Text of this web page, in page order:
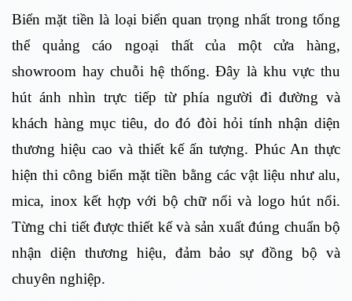
Biển mặt tiền là loại biển quan trọng nhất trong tổng
thể quảng cáo ngoại thất của một cửa hàng,
showroom hay chuỗi hệ thống. Đây là khu vực thu
hút ánh nhìn trực tiếp từ phía người đi đường và
khách hàng mục tiêu, do đó đòi hỏi tính nhận diện
thương hiệu cao và thiết kế ấn tượng. Phúc An thực
hiện thi công biển mặt tiền bằng các vật liệu như alu,
mica, inox kết hợp với bộ chữ nổi và logo hút nổi.
Từng chi tiết được thiết kế và sản xuất đúng chuẩn bộ
nhận diện thương hiệu, đảm bảo sự đồng bộ và
chuyên nghiệp.